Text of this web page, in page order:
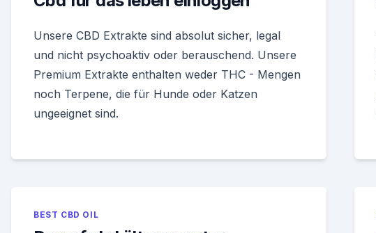
Unsere CBD Extrakte sind absolut sicher, legal
und nicht psychoaktiv oder berauschend. Unsere
Premium Extrakte enthalten weder THC - Mengen
noch Terpene, die für Hunde oder Katzen
ungeeignet sind.
BEST CBD OIL